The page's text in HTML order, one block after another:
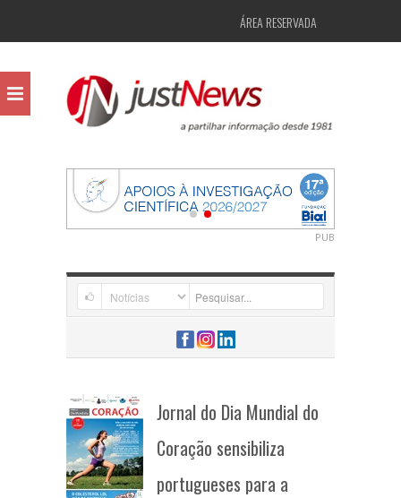
ÁREA RESERVADA
PUB
Jornal do Dia Mundial do
Coração sensibiliza
portugueses para a